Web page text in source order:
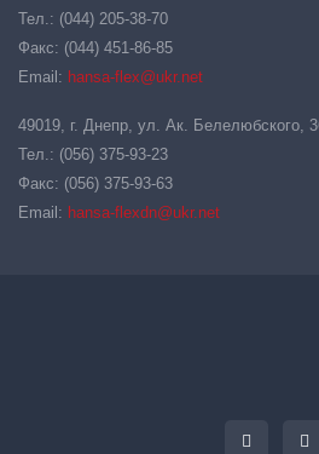
Тел.: (044) 205-38-70
Факс: (044) 451-86-85
Email: hansa-flex@ukr.net
49019, г. Днепр, ул. Ак. Белелюбского,
Тел.: (056) 375-93-23
Факс: (056) 375-93-63
Email: hansa-flexdn@ukr.net